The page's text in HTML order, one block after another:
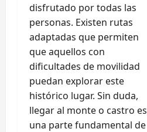
disfrutado por todas las
personas. Existen rutas
adaptadas que permiten
que aquellos con
dificultades de movilidad
puedan explorar este
histórico lugar. Sin duda,
llegar al monte o castro es
una parte fundamental de